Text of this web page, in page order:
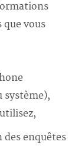
que vous
système),
enquêtes